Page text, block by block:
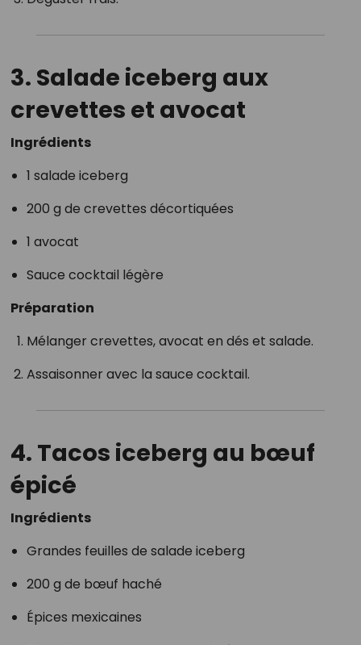
3. Salade iceberg aux
crevettes et avocat
Ingrédients
1 salade iceberg
200 g de crevettes décortiquées
1 avocat
Sauce cocktail légère
Préparation
Mélanger crevettes, avocat en dés et salade.
Assaisonner avec la sauce cocktail.
4. Tacos iceberg au bœuf
épicé
Ingrédients
Grandes feuilles de salade iceberg
200 g de bœuf haché
Épices mexicaines